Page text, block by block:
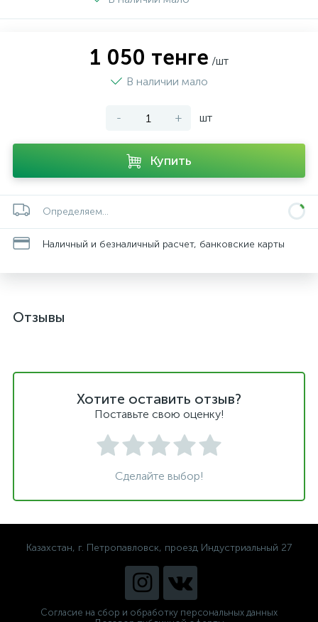
1 050 тенге /шт
В наличии мало
- + шт
Купить
Определяем...
Наличный и безналичный расчет, банковские карты
Отзывы
Хотите оставить отзыв?
Поставьте свою оценку!
Сделайте выбор!
Казахстан, г. Петропавловск, проезд Индустриальный 27
Согласие на сбор и обработку персональных данных